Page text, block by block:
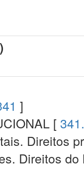
)
]
[
Direitos
Direitos